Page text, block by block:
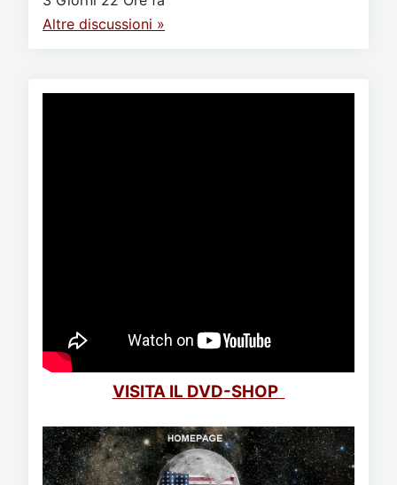
Altre discussioni »
VISITA IL DVD-SHOP